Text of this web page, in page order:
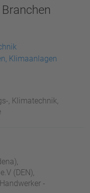
Klimaanlagen
, Klimatechnik,
(DEN),
-